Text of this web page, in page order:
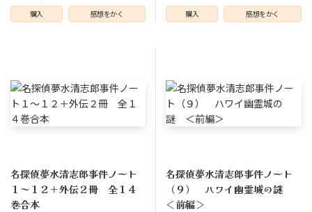
購入 感想をかく 購入 感想をかく
名探偵夢水清志郎事件ノート
１～１２＋外伝２冊 全１４
巻合本
名探偵夢水清志郎事件ノート
（９） ハワイ幽霊城の謎
＜前編＞